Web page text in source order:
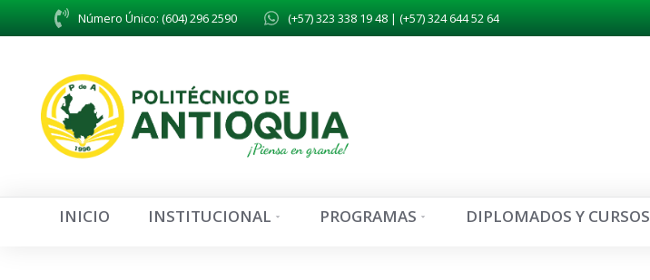
Número Único: (604) 296 2590 (+57) 323 338 19 48 | (+57) 324 644 52 64
INICIO INSTITUCIONAL PROGRAMAS DIPLOMADOS Y CURSOS